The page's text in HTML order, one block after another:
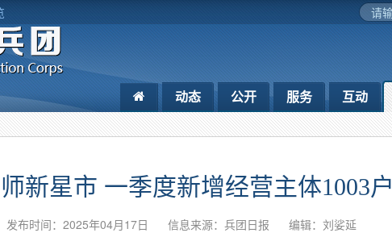
动态 公开 服务 互动
新星市 一季度新增经营主体1003户
发布时间：2025年04月17日 信息来源：​兵团日报
编辑：刘娑延